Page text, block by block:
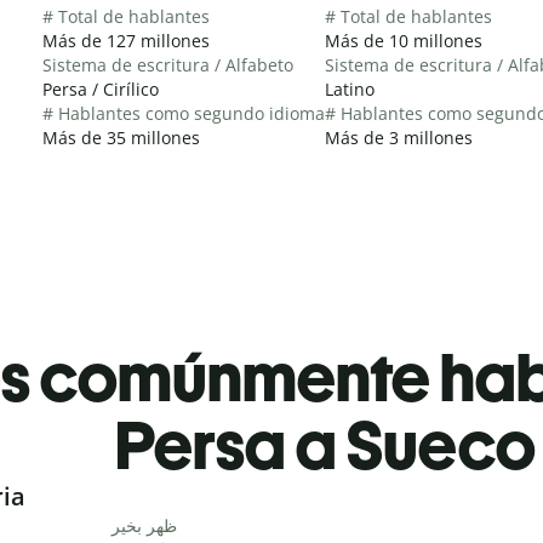
# Total de hablantes
Más de 127 millones
Sistema de escritura / Alfabeto
Persa / Cirílico
# Hablantes como segundo idioma
Más de 35 millones
# Total de hablantes
Más de 10 millones
Sistema de escritura /
Latino
# Hablantes como
Más de 3 millones
comúnmente
Persa a Sueco
ظهر بخیر